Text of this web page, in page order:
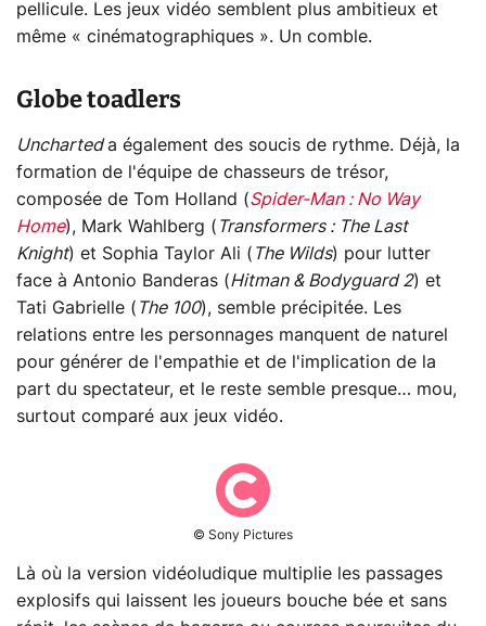
pellicule. Les jeux vidéo semblent plus ambitieux et
même « cinématographiques ». Un comble.
Globe toadlers
Uncharteda également des soucis de rythme. Déjà, la
formation de l'équipe de chasseurs de trésor,
composée de Tom Holland (Spider-Man : No Way
Home), Mark Wahlberg ( Transformers : The Last
Knight) et Sophia Taylor Ali ( The Wilds) pour lutter
face à Antonio Banderas (Hitman & Bodyguard 2) et
Tati Gabrielle ( The 100), semble précipitée. Les
relations entre les personnages manquent de naturel
pour générer de l'empathie et de l'implication de la
part du spectateur, et le reste semble presque… mou,
surtout comparé aux jeux vidéo.
© Sony Pictures
Là où la version vidéoludique multiplie les passages
explosifs qui laissent les joueurs bouche bée et sans